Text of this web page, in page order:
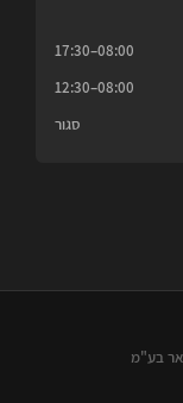
08:00–17:30
08:00–12:30
סגור